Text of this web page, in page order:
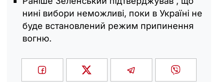
нині вибори неможливі, поки в Україні не
буде встановлений режим припинення
вогню.